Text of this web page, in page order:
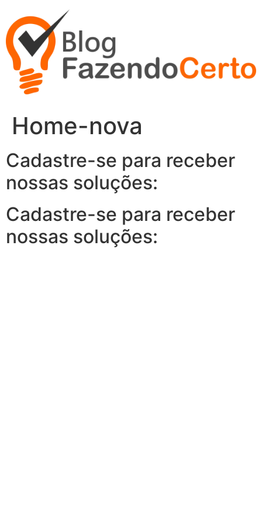
para
conteúdo
Home-nova
Cadastre-se para receber
nossas soluções:
Cadastre-se para receber
nossas soluções: